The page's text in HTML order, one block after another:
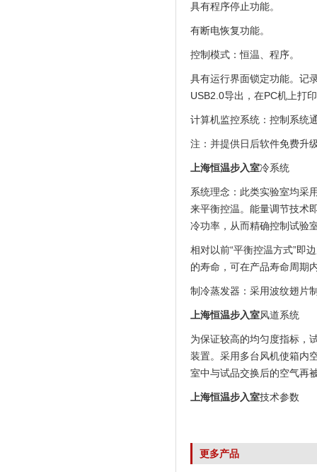
具有程序停止功能。
有断电恢复功能。
控制模式：恒温、程序。
具有运行界面锁定功能。记
USB2.0导出，在PC机上打
计算机监控系统：控制系统
注：并提供日后软件免费升
上海恒温步入室冷系统
系统理念：此类实验室均采
来平衡控温。能量调节技术
冷功率，从而精确控制试验
相对以前“平衡控温方式”即
的寿命，可在产品寿命周期
制冷蒸发器：采用波纹翅片
上海恒温步入室风道系统
为保证较高的均匀度指标，
装置。采用多台风机使箱内
室中与试品交换后的空气再
上海恒温步入室技术参数
更多产品